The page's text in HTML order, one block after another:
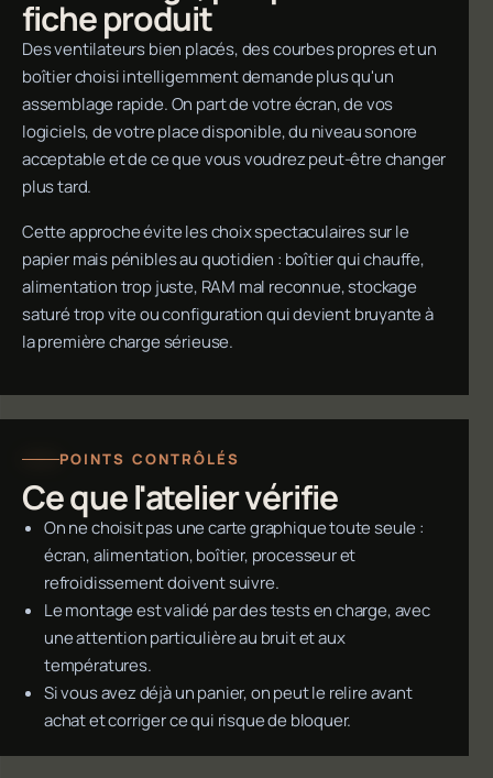
fiche produit
Des ventilateurs bien placés, des courbes propres et un
boîtier choisi intelligemment demande plus qu'un
assemblage rapide. On part de votre écran, de vos
logiciels, de votre place disponible, du niveau sonore
acceptable et de ce que vous voudrez peut-être changer
plus tard.
Cette approche évite les choix spectaculaires sur le
papier mais pénibles au quotidien : boîtier qui chauffe,
alimentation trop juste, RAM mal reconnue, stockage
saturé trop vite ou configuration qui devient bruyante à
la première charge sérieuse.
POINTS CONTRÔLÉS
Ce que l'atelier vérifie
On ne choisit pas une carte graphique toute seule :
écran, alimentation, boîtier, processeur et
refroidissement doivent suivre.
Le montage est validé par des tests en charge, avec
une attention particulière au bruit et aux
températures.
Si vous avez déjà un panier, on peut le relire avant
achat et corriger ce qui risque de bloquer.